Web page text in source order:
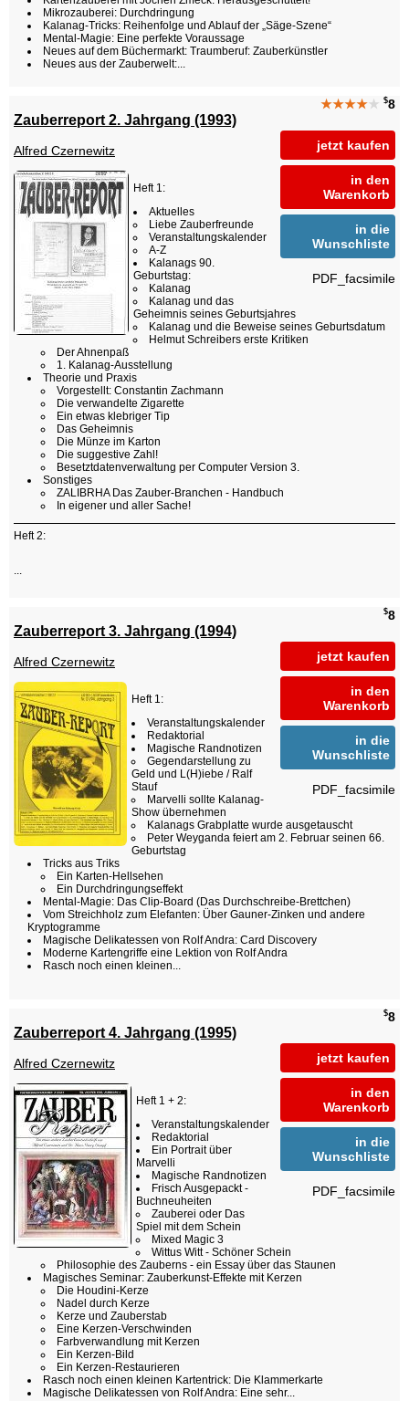
Mikrozauberei: Durchdringung
Kalanag-Tricks: Reihenfolge und Ablauf der „Säge-Szene“
Mental-Magie: Eine perfekte Voraussage
Neues auf dem Büchermarkt: Traumberuf: Zauberkünstler
Neues aus der Zauberwelt:...
★★★★★ $8
jetzt kaufen
in den
Warenkorb
in die
Wunschliste
PDF_facsimile
Zauberreport 2. Jahrgang (1993)
Alfred Czernewitz
Heft 1:
Aktuelles
Liebe Zauberfreunde
Veranstaltungskalender
A-Z
Kalanags 90.
Geburtstag:
Kalanag
Kalanag und das
Geheimnis seines Geburtsjahres
Kalanag und die Beweise seines Geburtsdatum
Helmut Schreibers erste Kritiken
Der Ahnenpaß
1. Kalanag-Ausstellung
Theorie und Praxis
Vorgestellt: Constantin Zachmann
Die verwandelte Zigarette
Ein etwas klebriger Tip
Das Geheimnis
Die Münze im Karton
Die suggestive Zahl!
Besetztdatenverwaltung per Computer Version 3.
Sonstiges
ZALIBRHA Das Zauber-Branchen - Handbuch
In eigener und aller Sache!
Heft 2:
...
$8
jetzt kaufen
in den
Warenkorb
in die
Wunschliste
PDF_facsimile
Zauberreport 3. Jahrgang (1994)
Alfred Czernewitz
Heft 1:
Veranstaltungskalender
Redaktorial
Magische Randnotizen
Gegendarstellung zu
Geld und L(H)iebe / Ralf
Stauf
Marvelli sollte Kalanag-
Show übernehmen
Kalanags Grabplatte wurde ausgetauscht
Peter Weyganda feiert am 2. Februar seinen 66.
Geburtstag
Tricks aus Triks
Ein Karten-Hellsehen
Ein Durchdringungseffekt
Mental-Magie: Das Clip-Board (Das Durchschreibe-Brettchen)
Vom Streichholz zum Elefanten: Über Gauner-Zinken und andere
Kryptogramme
Magische Delikatessen von Rolf Andra: Card Discovery
Moderne Kartengriffe eine Lektion von Rolf Andra
Rasch noch einen kleinen...
$8
jetzt kaufen
in den
Warenkorb
in die
Wunschliste
PDF_facsimile
Zauberreport 4. Jahrgang (1995)
Alfred Czernewitz
Heft 1 + 2:
Veranstaltungskalender
Redaktorial
Ein Portrait über
Marvelli
Magische Randnotizen
Frisch Ausgepackt -
Buchneuheiten
Zauberei oder Das
Spiel mit dem Schein
Mixed Magic 3
Wittus Witt - Schöner Schein
Philosophie des Zauberns - ein Essay über das Staunen
Magisches Seminar: Zauberkunst-Effekte mit Kerzen
Die Houdini-Kerze
Nadel durch Kerze
Kerze und Zauberstab
Eine Kerzen-Verschwinden
Farbverwandlung mit Kerzen
Ein Kerzen-Bild
Ein Kerzen-Restaurieren
Rasch noch einen kleinen Kartentrick: Die Klammerkarte
Magische Delikatessen von Rolf Andra: Eine sehr...